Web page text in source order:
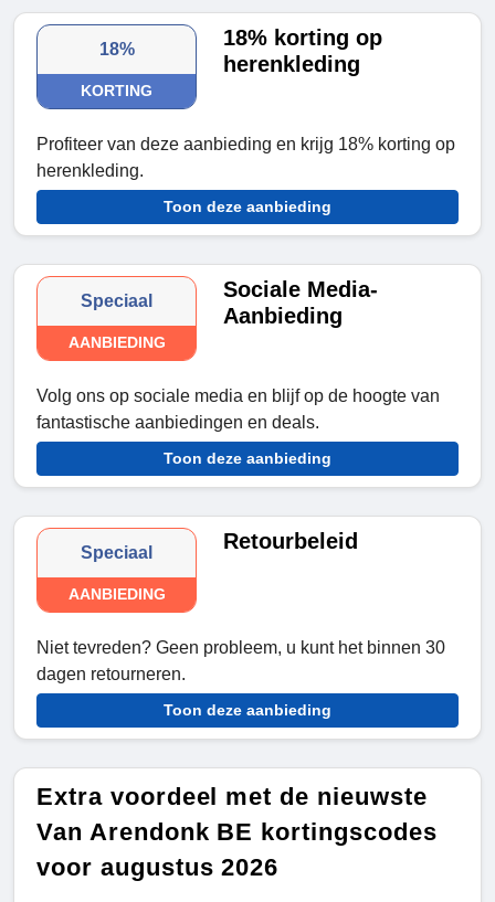
18%
KORTING
18% korting op
herenkleding
Profiteer van deze aanbieding en krijg 18% korting op
herenkleding.
Toon deze aanbieding
Speciaal
AANBIEDING
Sociale Media-
Aanbieding
Volg ons op sociale media en blijf op de hoogte van
fantastische aanbiedingen en deals.
Toon deze aanbieding
Speciaal
AANBIEDING
Retourbeleid
Niet tevreden? Geen probleem, u kunt het binnen 30
dagen retourneren.
Toon deze aanbieding
Extra voordeel met de nieuwste
Van Arendonk BE kortingscodes
voor augustus 2026